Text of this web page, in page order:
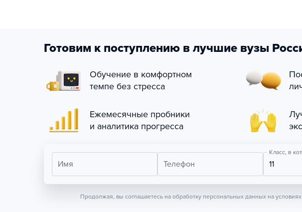
Готовим к поступлению в лучшие вузы
Обучение в комфортном
темпе без стресса
Ежемесячные пробники
и аналитика прогресса
Имя Телефон
Класс, в
11
Продолжая, вы соглашаетесь на обработку персональных данных на условиях